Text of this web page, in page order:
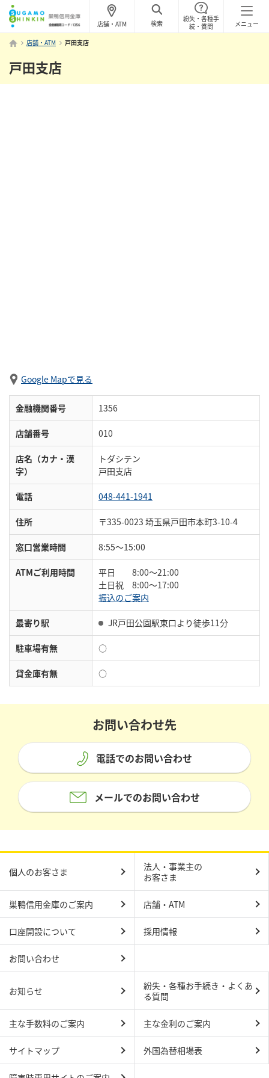
メニュー
店舗・ATM 検索
紛失・各種手
続・質問
店舗・ATM
戸田支店
戸田支店
Google Mapで見る
金融機関番号 1356
店舗番号 010
店名（カナ・漢
字）
トダシテン
戸田支店
電話 048-441-1941
住所 〒335-0023 埼玉県戸田市本町3-10-4
窓口営業時間 8:55～15:00
ATMご利用時間
平日 8:00～21:00
土日祝 8:00～17:00
振込のご案内
最寄り駅 JR戸田公園駅東口より徒歩11分
駐車場有無 ○
貸金庫有無 ○
お問い合わせ先
電話でのお問い合わせ
メールでのお問い合わせ
個人のお客さま
法人・事業主の
お客さま
巣鴨信用金庫のご案内 店舗・ATM
口座開設について 採用情報
お問い合わせ
お知らせ
紛失・各種お手続き・よくあ
る質問
主な手数料のご案内 主な金利のご案内
サイトマップ 外国為替相場表